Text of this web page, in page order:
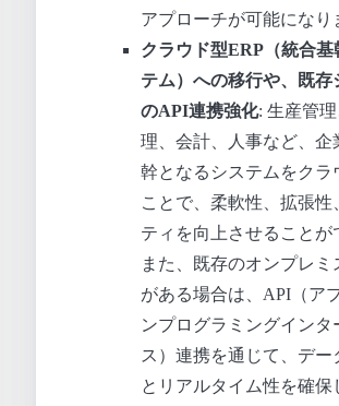
アプローチが可能になり
クラウド型ERP（統合基
テム）への移行や、既存
のAPI連携強化: 生産管
理、会計、人事など、企
幹となるシステムをクラ
ことで、柔軟性、拡張性
ティを向上させることが
また、既存のオンプレミ
がある場合は、API（ア
ンプログラミングインタ
ス）連携を通じて、デー
とリアルタイム性を確保